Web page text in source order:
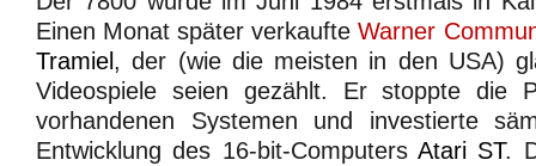
Einen Monat später verkaufteWarner
Tramiel , der (wie die meisten in den USA)
Videospiele seien gezählt. Er stoppte die
vorhandenen Systemen und investierte
Entwicklung des 16-bit-ComputersAtari ST.